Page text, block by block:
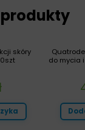
do mycia
skóry